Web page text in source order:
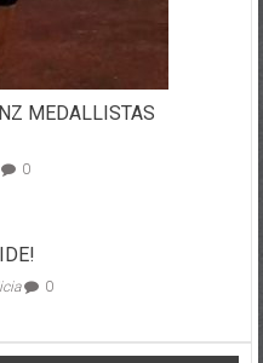
MEDALLISTAS
0
0